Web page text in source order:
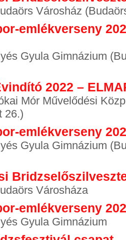
Városház
emlékverseny
Gyula Gimnázium
2022 –
Mór Művelődési
26.)
emlékverseny
Gyula Gimnázium
Városháza
emlékverseny
Gyula Gimnázium